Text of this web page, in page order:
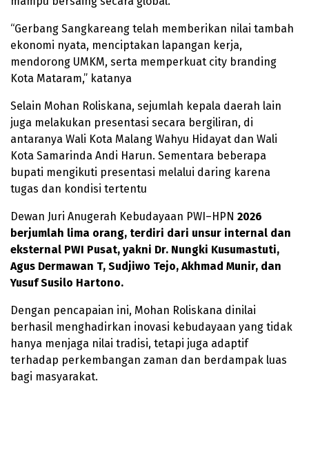
“Gerbang Sangkareang telah memberikan nilai tambah
ekonomi nyata, menciptakan lapangan kerja,
mendorong UMKM, serta memperkuat city branding
Kota Mataram,” katanya
Selain Mohan Roliskana, sejumlah kepala daerah lain
juga melakukan presentasi secara bergiliran, di
antaranya Wali Kota Malang Wahyu Hidayat dan Wali
Kota Samarinda Andi Harun. Sementara beberapa
bupati mengikuti presentasi melalui daring karena
tugas dan kondisi tertentu
Dewan Juri Anugerah Kebudayaan PWI–HPN 2026
berjumlah lima orang, terdiri dari unsur internal dan
eksternal PWI Pusat, yakni Dr. Nungki Kusumastuti,
Agus Dermawan T, Sudjiwo Tejo, Akhmad Munir, dan
Yusuf Susilo Hartono.
Dengan pencapaian ini, Mohan Roliskana dinilai
berhasil menghadirkan inovasi kebudayaan yang tidak
hanya menjaga nilai tradisi, tetapi juga adaptif
terhadap perkembangan zaman dan berdampak luas
bagi masyarakat.